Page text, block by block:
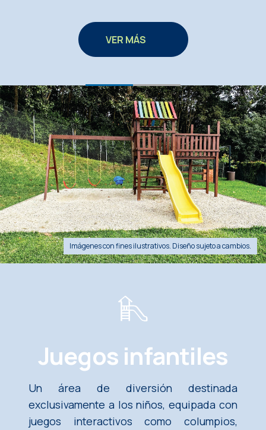
VER MÁS
Juegos infantiles
Un área de diversión destinada
exclusivamente a los niños, equipada con
juegos interactivos como columpios,